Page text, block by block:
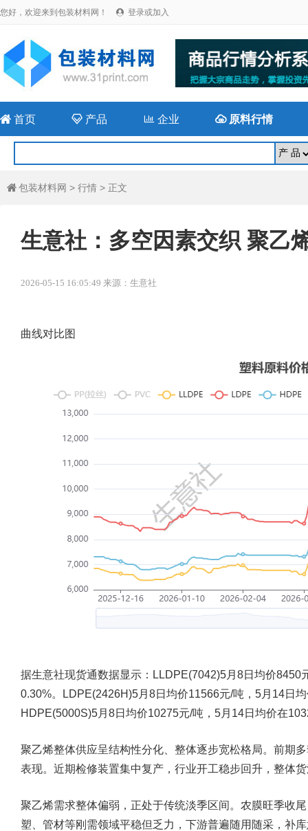
您好，欢迎来到包装材料网！  登录或加入
 首页  产品 企业 原料行情
 包装材料网 > 行情 > 正文
生意社：多空因素交织 聚乙
2026-05-15 16:05:49 来源：生意社
曲线对比图
据生意社现货通数据显示：LLDPE(7042)5月8日均价8450
0.30%。LDPE(2426H)5月8日均价11566元/吨，5月14日
HDPE(5000S)5月8日均价10275元/吨，5月14日均价在
聚乙烯整体供应呈结构性分化、整体逐步宽松格局。前期
表现。近期检修装置集中复产，行业开工稳步回升，整体
聚乙烯需求整体偏弱，正处于传统淡季区间。农膜旺季收
塑、管材等刚需领域平稳但乏力，下游普遍随用随采，补